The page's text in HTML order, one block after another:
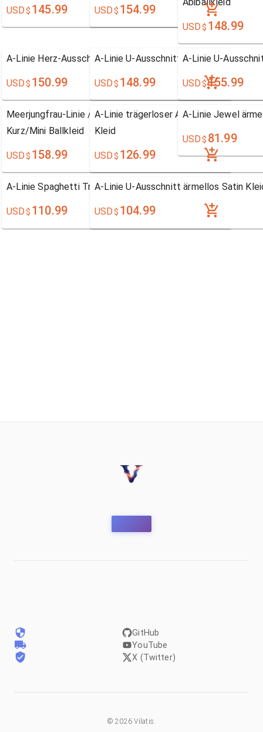
USD$ 145.99 USD$ 154.99
USD$ 148.99
A-Linie Herz-Ausschnitt Kurz/Mini Ballkleid
USD$ 150.99
A-Linie U-Ausschnitt Kurz/Mini Ballkleid
USD$ 148.99
A-Linie U-
USD$155.99
Meerjungfrau-Linie / Mermaid-Stil U-Ausschnitt
Kurz/Mini Ballkleid
USD$ 158.99
A-Linie trägerloser Ausschnitt ärmellos
Kleid
USD$ 126.99
A-Linie Jewel
USD$ 81.99
A-Linie Spaghetti Träger ärmellos Spitzen Kleid
USD$ 110.99
A-Linie U-Ausschnitt ärmellos Satin
USD$ 104.99
GitHub
YouTube
X (Twitter)
©2026 Vilatis.